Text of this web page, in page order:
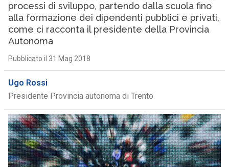
processi di sviluppo, partendo dalla scuola fino
alla formazione dei dipendenti pubblici e privati,
come ci racconta il presidente della Provincia
Autonoma
Pubblicato il 31 Mag 2018
Ugo Rossi
Presidente Provincia autonoma di Trento